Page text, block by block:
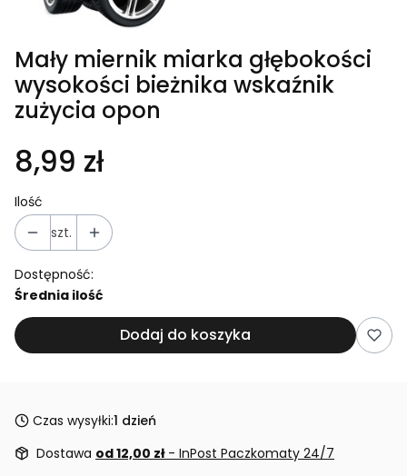
Mały miernik miarka głębokości
wysokości bieżnika wskaźnik
zużycia opon
8,99 zł
Ilość
szt.
Dostępność:
Średnia ilość
Dodaj do koszyka
Czas wysyłki:1 dzień
Dostawa od 12,00 zł - InPost Paczkomaty 24/7